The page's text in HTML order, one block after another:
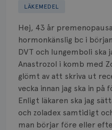
LÄKEMEDEL
Hej, 43 år
hormonkänslig bc i
DVT och lungemboli ska
Anastrozol i komb med
glömt av att skriva ut
vecka innan jag ska in
Enligt läkaren ska jag
och zoladex samtidigt
man börjar före eller
Biverkningar
Bröstvårta
Knöl
Läkemedel
Typ av bröstcancer
Smärta